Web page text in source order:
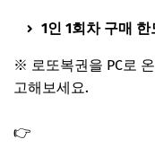
1인 1회차 구매
※ 로또복권을 PC로
고해보세요.
👉